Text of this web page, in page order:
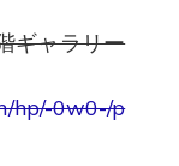
ギャラリー
hp/-0w0-/p